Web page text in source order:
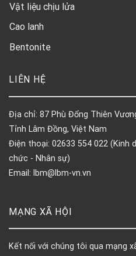
Vật liệu chịu lửa
Cao lanh
Bentonite
LIÊN HỆ
Địa chỉ: 87 Phù Đổng Thiên
Tỉnh Lâm Đồng, Việt Nam
Điện thoại: 02633 554 022 (Kinh
chức - Nhân sự)
Email: lbm@lbm-vn.vn
MẠNG XÃ HỘI
Kết nối với chúng tôi qua mạng